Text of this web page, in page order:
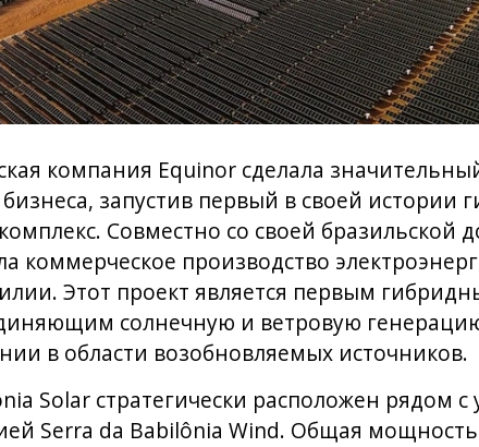
компания Equinor сделала
бизнеса, запустив первый в своей истории
Совместно со своей бразильской
коммерческое производство
Этот проект является первым
солнечную и ветровую
в области возобновляемых источников.
Solar стратегически расположен рядом
Serra da Babilônia Wind. Общая